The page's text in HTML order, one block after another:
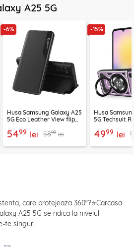
A25 5G
-6%
Husa Samsung Galaxy A25
5G Eco Leather View flip
5499 lei 5899 lei
-15%
Husa
5G Techsuit
4999 lei
care protejeaza 360°?⭐Carcasa
A25 5G se ridica la nivelul
te singur!